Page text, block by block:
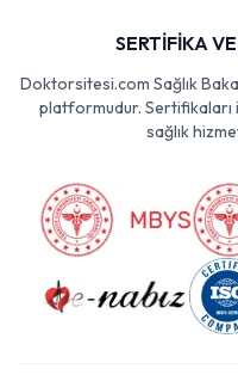
SERTİFİKA
Doktorsitesi.com Sağlık
platformudur. Sertifikaları
sağlık